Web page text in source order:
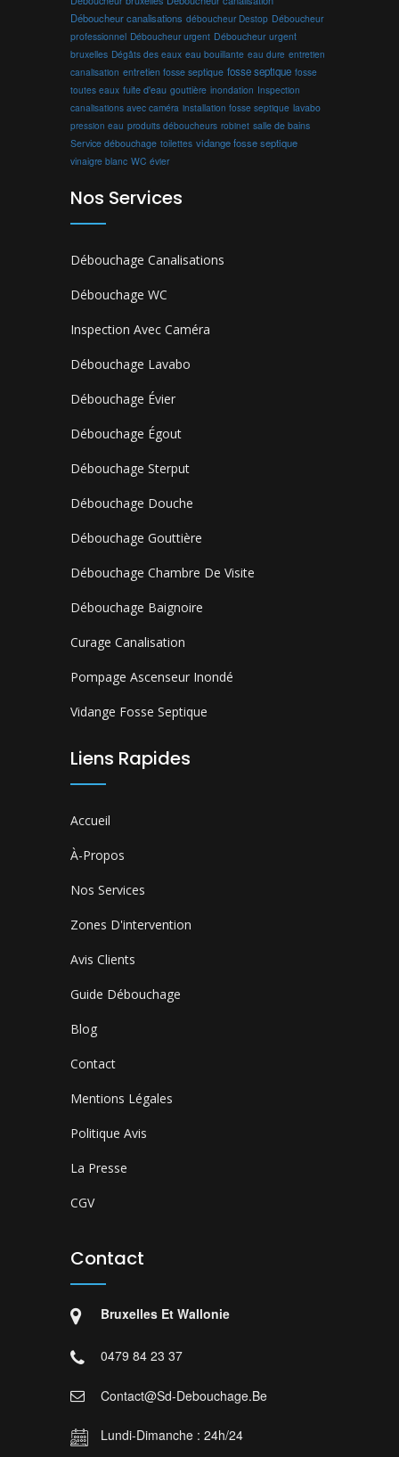
Déboucheur canalisations déboucheur Destop Déboucheur
professionnel Déboucheur urgent Déboucheur urgent
bruxelles Dégâts des eaux eau bouillante eau dure entretien
canalisation entretien fosse septique fosse septique fosse
toutes eaux fuite d'eau gouttière inondation Inspection
canalisations avec caméra installation fosse septique lavabo
pression eau produits déboucheurs robinet salle de bains
Service débouchage toilettes vidange fosse septique
vinaigre blanc WC évier
Nos Services
Débouchage Canalisations
Débouchage WC
Inspection Avec Caméra
Débouchage Lavabo
Débouchage Évier
Débouchage Égout
Débouchage Sterput
Débouchage Douche
Débouchage Gouttière
Débouchage Chambre De Visite
Débouchage Baignoire
Curage Canalisation
Pompage Ascenseur Inondé
Vidange Fosse Septique
Liens Rapides
Accueil
À-Propos
Nos Services
Zones D'intervention
Avis Clients
Guide Débouchage
Blog
Contact
Mentions Légales
Politique Avis
La Presse
CGV
Contact
Bruxelles Et Wallonie
0479 84 23 37
Contact@sd-Debouchage.be
Lundi-Dimanche : 24h/24